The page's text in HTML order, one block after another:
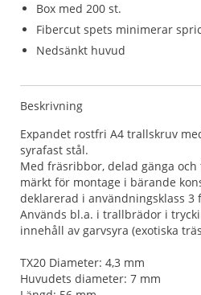
Box med 200 st.
Fibercut spets minimerar
Nedsänkt huvud
Beskrivning
Expandet rostfri A4 trallskruv
syrafast stål.
Med fräsribbor, delad gänga och
märkt för montage i bärande
deklarerad i användningsklass 3
Används bl.a. i trallbrädor i
innehåll av garvsyra (exotiska
TX20 Diameter: 4,3 mm
Huvudets diameter: 7 mm